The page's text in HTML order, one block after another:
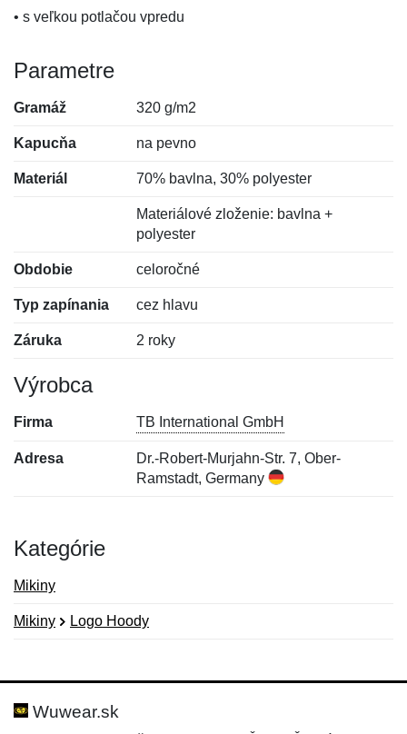
• s veľkou potlačou vpredu
Parametre
Gramáž 320 g/m2
Kapucňa na pevno
Materiál 70% bavlna, 30% polyester
Materiálové zloženie: bavlna +
polyester
Obdobie celoročné
Typ zapínania cez hlavu
Záruka 2 roky
Výrobca
Firma TB International GmbH
Adresa
Dr.-Robert-Murjahn-Str. 7, Ober-
Ramstadt, Germany
Kategórie
Mikiny
Mikiny Logo Hoody
Hodnotenie:
Meno:
Wuwear.sk